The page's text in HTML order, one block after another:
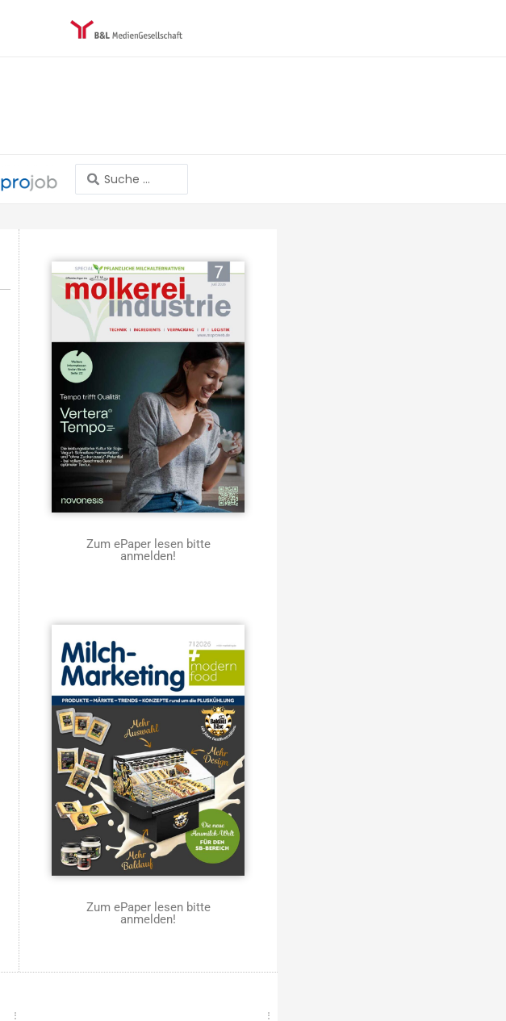
Search
...
Zum ePaper lesen bitte
anmelden!
Zum ePaper lesen bitte
anmelden!